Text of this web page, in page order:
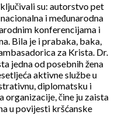
su: autorstvo pet
i međunarodna
konferencijama i
Bila je i prabaka, baka,
za Krista. Dr.
jedna od posebnih žena
aktivne službe u
diplomatsku i
organizacije, čine ju zaista
u povijesti kršćanske